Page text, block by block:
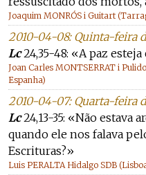
Joaquim MONRÓS i Guitart
2010-04-08: Quinta-feira
Lc24,35-48: «A paz
Joan Carles MONTSERRAT i
Espanha)
2010-04-07: Quarta-feira
Lc24,13-35: «Não estava
quando ele nos falava
Escrituras?»
Luis PERALTA Hidalgo SDB